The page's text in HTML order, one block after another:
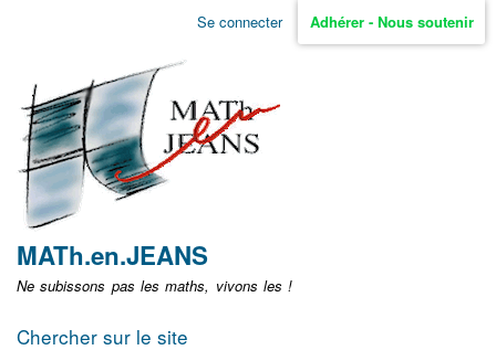
Aller
non
identifié
Se connecter Adhérer - Nous soutenir
MATh.en.JEANS
Ne subissons pas les maths, vivons les !
Chercher sur le site